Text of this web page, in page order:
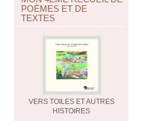
POÈMES ET DE
TEXTES
VERS TOILES ET AUTRES
HISTOIRES